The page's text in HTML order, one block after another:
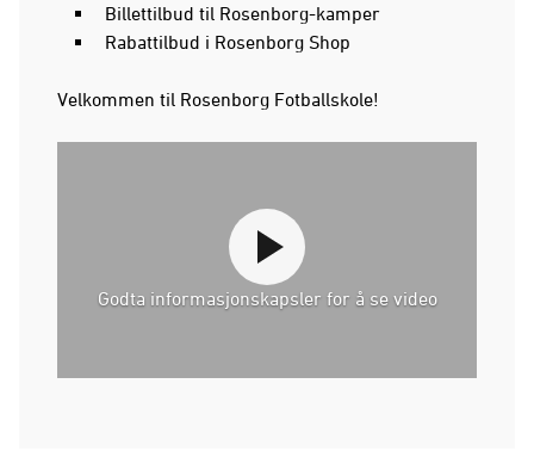
Billettilbud til Rosenborg-kamper
Rabattilbud i Rosenborg Shop
Velkommen til Rosenborg Fotballskole!
Godta informasjonskapsler for å se video